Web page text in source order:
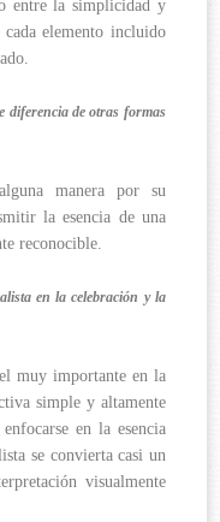
entre la simplicidad y
cada elemento incluido
diferencia de otras formas
manera por su
la esencia de una
reconocible.
en la celebración y la
muy importante en la
simple y altamente
en la esencia
se convierta casi un
visualmente